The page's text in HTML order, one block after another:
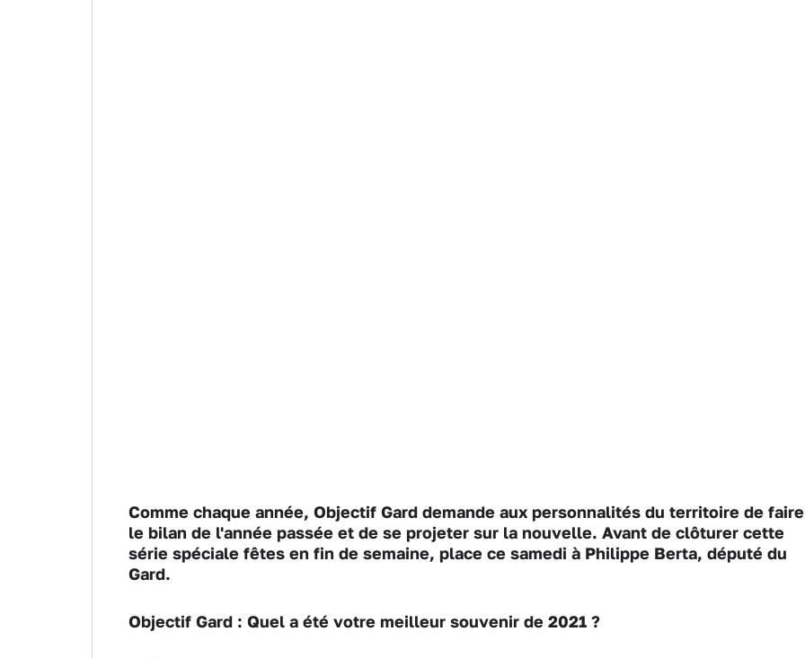
Comme chaque année, Objectif Gard demande aux personnalités du territoire de faire
le bilan de l'année passée et de se projeter sur la nouvelle. Avant de clôturer cette
série spéciale fêtes en fin de semaine, place ce samedi à Philippe Berta, député du
Gard.
Objectif Gard : Quel a été votre meilleur souvenir de 2021 ?